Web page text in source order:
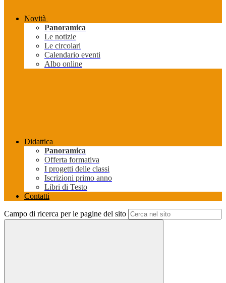
Novità
Panoramica
Le notizie
Le circolari
Calendario eventi
Albo online
Didattica
Panoramica
Offerta formativa
I progetti delle classi
Iscrizioni primo anno
Libri di Testo
Contatti
Campo di ricerca per le pagine del sito